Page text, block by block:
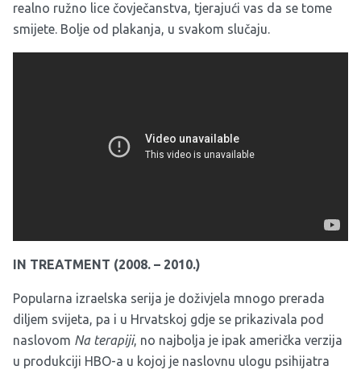
realno ružno lice čovječanstva, tjerajući vas da se tome
smijete. Bolje od plakanja, u svakom slučaju.
IN TREATMENT (2008. – 2010.)
Popularna izraelska serija je doživjela mnogo prerada
diljem svijeta, pa i u Hrvatskoj gdje se prikazivala pod
naslovom Na terapiji, no najbolja je ipak američka verzija
u produkciji HBO-a u kojoj je naslovnu ulogu psihijatra